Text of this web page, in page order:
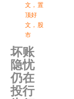
文 ， 置
顶好
文 ， 股
市
坏账
隐忧
仍在
投行